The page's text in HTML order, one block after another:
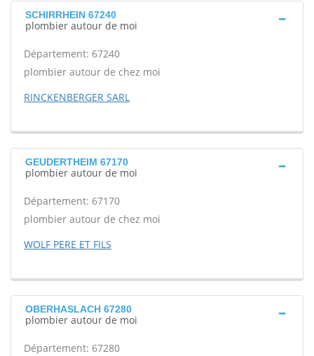
SCHIRRHEIN 67240
plombier autour de moi
Département: 67240
plombier autour de chez moi
RINCKENBERGER SARL
GEUDERTHEIM 67170
plombier autour de moi
Département: 67170
plombier autour de chez moi
WOLF PERE ET FILS
OBERHASLACH 67280
plombier autour de moi
Département: 67280